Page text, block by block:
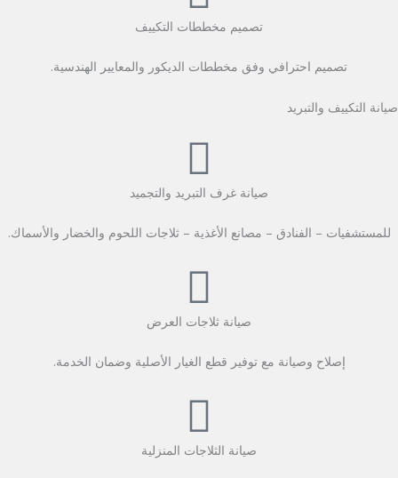
تصميم مخططات التكييف
تصميم احترافي وفق مخططات الديكور والمعايير الهندسية.
صيانة التكييف والتبريد
صيانة غرف التبريد والتجميد
للمستشفيات – الفنادق – مصانع الأغذية – ثلاجات اللحوم والخضار والأسماك.
صيانة ثلاجات العرض
إصلاح وصيانة مع توفير قطع الغيار الأصلية وضمان الخدمة.
صيانة الثلاجات المنزلية